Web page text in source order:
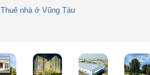
Thuê nhà ở Vũng Tàu